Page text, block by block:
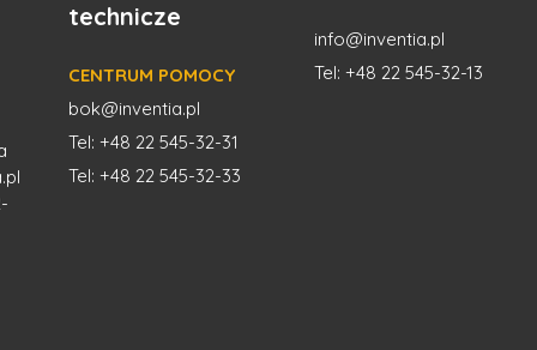
technicze
CENTRUM POMOCY
bok@inventia.pl
Tel: +48 22 545-32-31
Tel: +48 22 545-32-33
info@inventia.pl
Tel:+48 22 545-32-13